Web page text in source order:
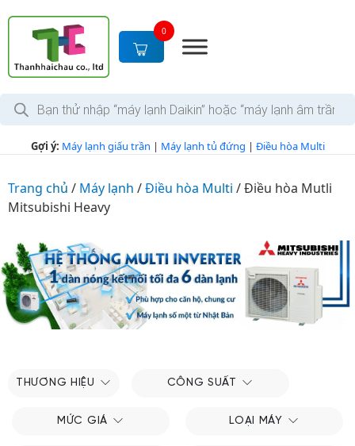
c
0
T
m
i
m
Gợi ý: Máy lạnh giấu trần | Máy lạnh tủ đứng | Điều hòa Multi
Trang chủ / Máy lạnh /Điều hòa Multi /Điều hòa Mutli
Mitsubishi Heavy
THƯƠNG HIỆU CÔNG SUẤT
MỨC GIÁ LOẠI MÁY